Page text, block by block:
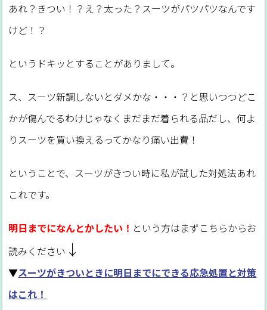
あれ？きつい！？え？太った？スーツがパツパツなんです
けど！？
というドキッとすることがありまして。
ス、スーツ新調しないとダメかな・・・？と思いつつどこ
かが傷んでるわけじゃなくまだまだ着られる品だし、何よ
りスーツを買い換えるってかなり痛い出費！
ということで、スーツがきつい時に私が試した対処法あれ
これです。
明日までになんとかしたい！ という方はまずこちらからお
読みください ↓
▼スーツがきついときに明日までにできる応急処置と対策
はこれ！